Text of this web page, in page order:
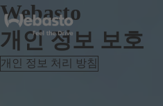
Webasto
개인 정보 보호
개인 정보 처리 방침